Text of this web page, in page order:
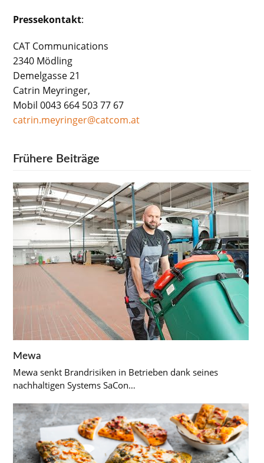
Pressekontakt:
CAT Communications
2340 Mödling
Demelgasse 21
Catrin Meyringer,
Mobil 0043 664 503 77 67
catrin.meyringer@catcom.at
Frühere Beiträge
Mewa
Mewa senkt Brandrisiken in Betrieben dank seines
nachhaltigen Systems SaCon…